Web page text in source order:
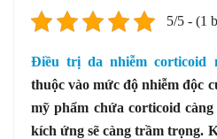
5/5 - (1
Điều trị da nhiễm corticoid
thuộc vào mức độ nhiễm độc
mỹ phẩm chứa corticoid
kích ứng sẽ càng trầm trọng.